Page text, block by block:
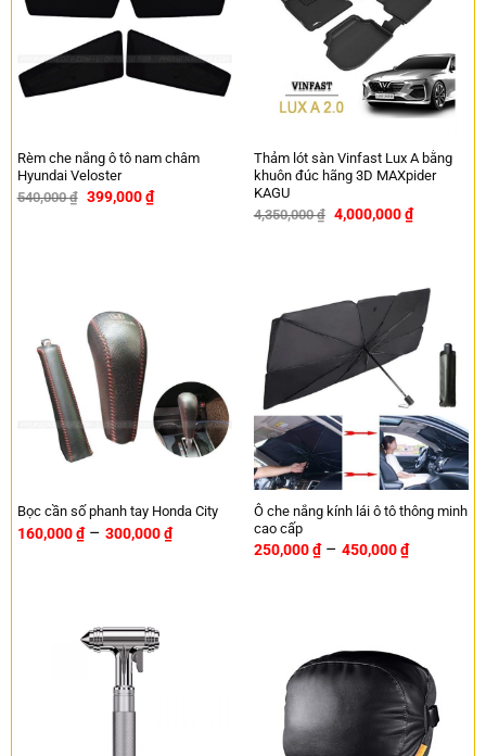
Rèm che nắng ô tô nam châm
Hyundai Veloster
540,000₫ 399,000₫
Thảm lót sàn Vinfast Lux A bằng
khuôn đúc hãng 3D MAXpider
KAGU
4,350,000₫ 4,000,000₫
Bọc cần số phanh tay Honda City
160,000₫ – 300,000₫
Ô che nắng kính lái ô tô thông minh
cao cấp
250,000₫ – 450,000₫